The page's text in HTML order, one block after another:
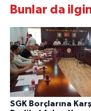
Bunlar da
SGK Borçlarına